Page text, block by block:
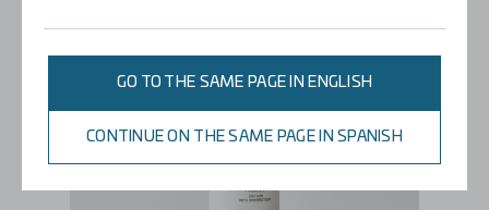
GO TO THE SAME PAGE IN ENGLISH
CONTINUE ON THE SAME PAGE IN SPANISH